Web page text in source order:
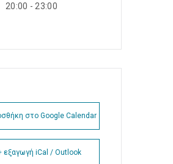
20:00 - 23:00
στο Google Calendar
εξαγωγή iCal / Outlook